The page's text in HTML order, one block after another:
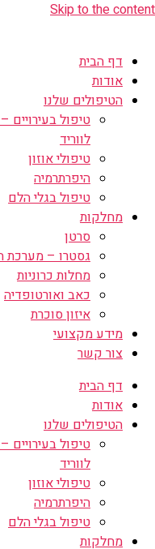
Skip to the content
דף הבית
אודות
הטיפולים שלנו
טיפול בעירויים
לווריד
טיפולי אוזון
היפרתרמיה
טיפול בגלי הלם
מחלקות
סרטן
גסטרו – מערכת
מחלות כרוניות
כאב ואורטופדיה
איזון סוכרת
מידע מקצועי
צור קשר
דף הבית
אודות
הטיפולים שלנו
טיפול בעירויים
לווריד
טיפולי אוזון
היפרתרמיה
טיפול בגלי הלם
מחלקות